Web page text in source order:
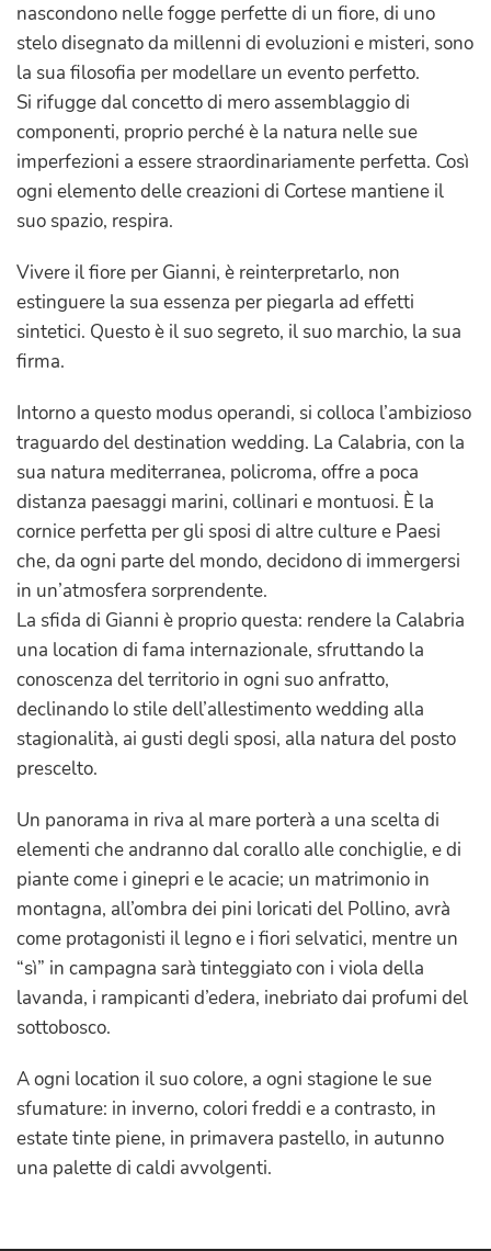
nascondono nelle fogge perfette di un fiore, di uno
stelo disegnato da millenni di evoluzioni e misteri, sono
la sua filosofia per modellare un evento perfetto.
Si rifugge dal concetto di mero assemblaggio di
componenti, proprio perché è la natura nelle sue
imperfezioni a essere straordinariamente perfetta. Così
ogni elemento delle creazioni di Cortese mantiene il
suo spazio, respira.
Vivere il fiore per Gianni, è reinterpretarlo, non
estinguere la sua essenza per piegarla ad effetti
sintetici. Questo è il suo segreto, il suo marchio, la sua
firma.
Intorno a questo modus operandi, si colloca l’ambizioso
traguardo del destination wedding. La Calabria, con la
sua natura mediterranea, policroma, offre a poca
distanza paesaggi marini, collinari e montuosi. È la
cornice perfetta per gli sposi di altre culture e Paesi
che, da ogni parte del mondo, decidono di immergersi
in un’atmosfera sorprendente.
La sfida di Gianni è proprio questa: rendere la Calabria
una location di fama internazionale, sfruttando la
conoscenza del territorio in ogni suo anfratto,
declinando lo stile dell’allestimento wedding alla
stagionalità, ai gusti degli sposi, alla natura del posto
prescelto.
Un panorama in riva al mare porterà a una scelta di
elementi che andranno dal corallo alle conchiglie, e di
piante come i ginepri e le acacie; un matrimonio in
montagna, all’ombra dei pini loricati del Pollino, avrà
come protagonisti il legno e i fiori selvatici, mentre un
“sì” in campagna sarà tinteggiato con i viola della
lavanda, i rampicanti d’edera, inebriato dai profumi del
sottobosco.
A ogni location il suo colore, a ogni stagione le sue
sfumature: in inverno, colori freddi e a contrasto, in
estate tinte piene, in primavera pastello, in autunno
una palette di caldi avvolgenti.